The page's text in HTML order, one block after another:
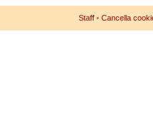
Staff • Cancella